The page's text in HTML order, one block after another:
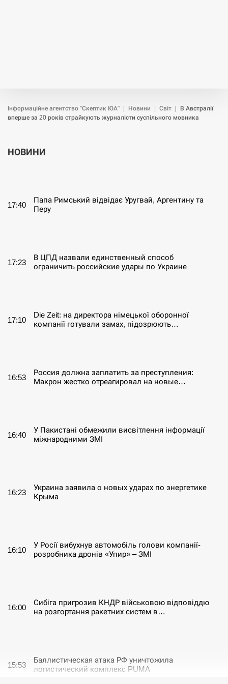
Інформаційне агентство "Скептик ЮА" Новини Світ
В Австралії
вперше за 20 років страйкують журналісти суспільного мовника
НОВИНИ
17:40
Папа Римський відвідає Уругвай, Аргентину та
Перу
17:23
В ЦПД назвали единственный способ
ограничить российские удары по Украине
17:10
Die Zeit: на директора німецької оборонної
компанії готували замах, підозрюють…
16:53
Россия должна заплатить за преступления:
Макрон жестко отреагировал на новые…
16:40
У Пакистані обмежили висвітлення інформації
міжнародними ЗМІ
16:23
Украина заявила о новых ударах по энергетике
Крыма
16:10
У Росії вибухнув автомобіль голови компанії-
розробника дронів «Упир» – ЗМІ
16:00
Сибіга пригрозив КНДР військовою відповіддю
на розгортання ракетних систем в…
15:53
Баллистическая атака РФ уничтожила
логистический комплекс PUMA